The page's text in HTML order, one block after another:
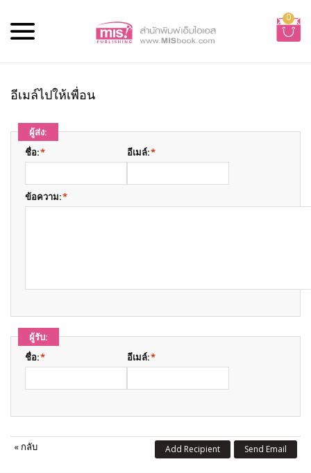
0
อีเมล์ไปให้เพื่อน
ผู้ส่ง:
*
ชื่อ: *
อีเมล์:
*
ข้อความ:
ผู้รับ:
*
ชื่อ: *
อีเมล์:
« กลับ Send Email
Add Recipient